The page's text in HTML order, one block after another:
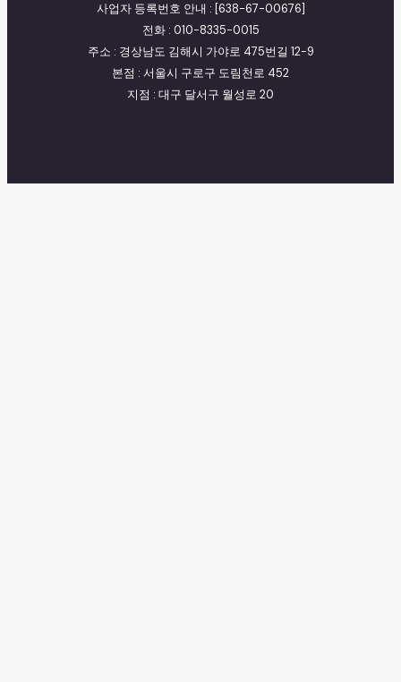
사업자 등록번호 안내 : [638-67-00676]
전화 : 010-8335-0015
주소 : 경상남도 김해시 가야로 475번길 12-9
본점 : 서울시 구로구 도림천로 452
지점 : 대구 달서구 월성로 20